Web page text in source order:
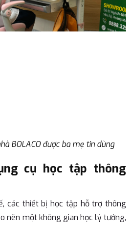
BOLACO được ba mẹ tin dùng
cụ học tập thông
các thiết bị học tập hỗ trợ thông
nên một không gian học lý tưởng,